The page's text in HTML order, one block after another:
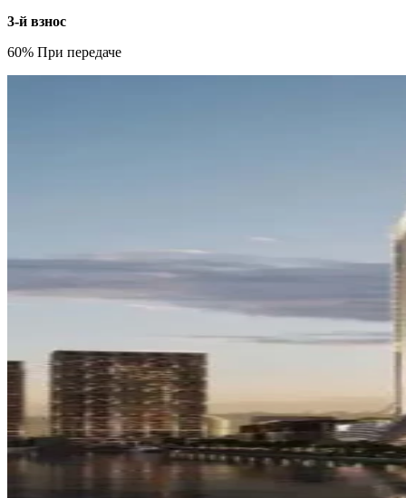
3-й взнос
60% При передаче